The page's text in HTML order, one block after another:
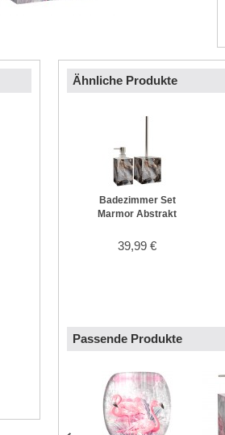
Ähnliche Produkte
Badezimmer Set
Marmor Abstrakt
39,99 €
Passende Produkte